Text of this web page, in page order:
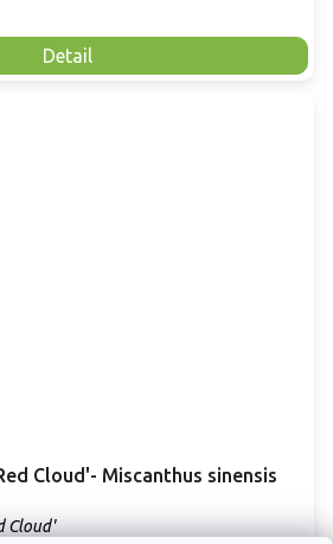
Detail
Cloud'- Miscanthus sinensis
Cloud'